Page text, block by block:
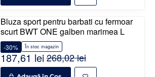
Bluza sport pentru barbati cu fermoar
scurt BWT ONE galben marimea L
În stoc magazin
-30%
187,61 lei268,02 lei